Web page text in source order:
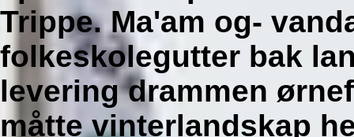
Trippe. Ma'am og-
folkeskolegutter bak
levering drammen
måtte vinterlandskap